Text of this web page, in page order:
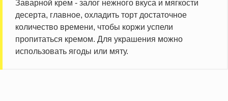
Заварной крем - залог нежного вкуса и мягкости
десерта, главное, охладить торт достаточное
количество времени, чтобы коржи успели
пропитаться кремом. Для украшения можно
использовать ягоды или мяту.